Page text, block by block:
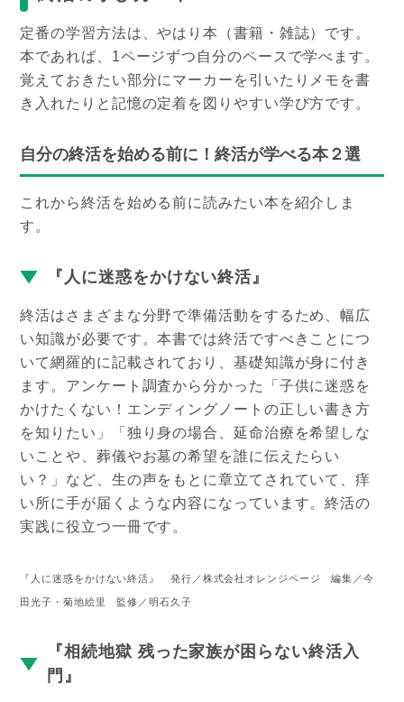
定番の学習方法は、やはり本（書籍・雑誌）です。
本であれば、1ページずつ自分のペースで学べます。
覚えておきたい部分にマーカーを引いたりメモを書
き入れたりと記憶の定着を図りやすい学び方です。
自分の終活を始める前に！終活が学べる本２選
これから終活を始める前に読みたい本を紹介しま
す。
『人に迷惑をかけない終活』
終活はさまざまな分野で準備活動をするため、幅広
い知識が必要です。本書では終活ですべきことにつ
いて網羅的に記載されており、基礎知識が身に付き
ます。アンケート調査から分かった「子供に迷惑を
かけたくない！エンディングノートの正しい書き方
を知りたい」「独り身の場合、延命治療を希望しな
いことや、葬儀やお墓の希望を誰に伝えたらい
い？」など、生の声をもとに章立てされていて、痒
い所に手が届くような内容になっています。終活の
実践に役立つ一冊です。
『人に迷惑をかけない終活』 発行／株式会社オレンジページ 編集／今
田光子・菊地絵里 監修／明石久子
『相続地獄 残った家族が困らない終活入
門』